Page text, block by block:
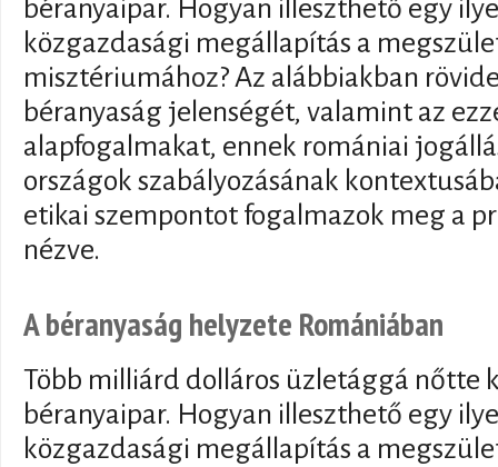
béranyaipar. Hogyan illeszthető egy
közgazdasági megállapítás a
misztériumához? Az alábbiakban
béranyaság jelenségét, valamint az
alapfogalmakat, ennek romániai
országok szabályozásának
etikai szempontot fogalmazok meg a
nézve.
A béranyaság helyzete Romániában
Több milliárd dolláros üzletággá nőtte
béranyaipar. Hogyan illeszthető egy
közgazdasági megállapítás a